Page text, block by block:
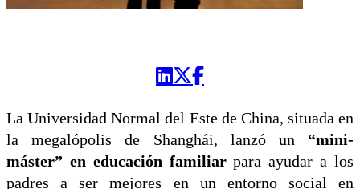
La Universidad Normal del Este de China, situada en
la megalópolis de Shanghái, lanzó un “mini-
máster” en educación familiarpara ayudar a los
padres a ser mejores en un entorno social en